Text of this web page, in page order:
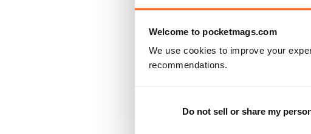
Welcome to pocketmags.com
We use cookies to improve your
recommendations.
Do not sell or share my